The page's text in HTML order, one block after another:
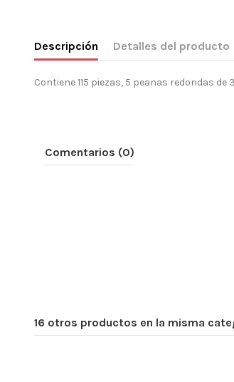
Descripción Detalles del producto
Contiene 115 piezas, 5 peanas redondas
Comentarios (0)
16 otros productos en la misma